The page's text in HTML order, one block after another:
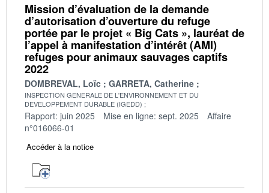
Mission d’évaluation de la demande
d’autorisation d’ouverture du refuge
portée par le projet « Big Cats », lauréat de
l’appel à manifestation d’intérêt (AMI)
refuges pour animaux sauvages captifs
2022
DOMBREVAL, Loïc GARRETA, Catherine
INSPECTION GENERALE DE L'ENVIRONNEMENT ET DU
DEVELOPPEMENT DURABLE (IGEDD)
Rapport: juin 2025 Mise en ligne: sept. 2025
Affaire
n°016066-01
Accéder à la notice